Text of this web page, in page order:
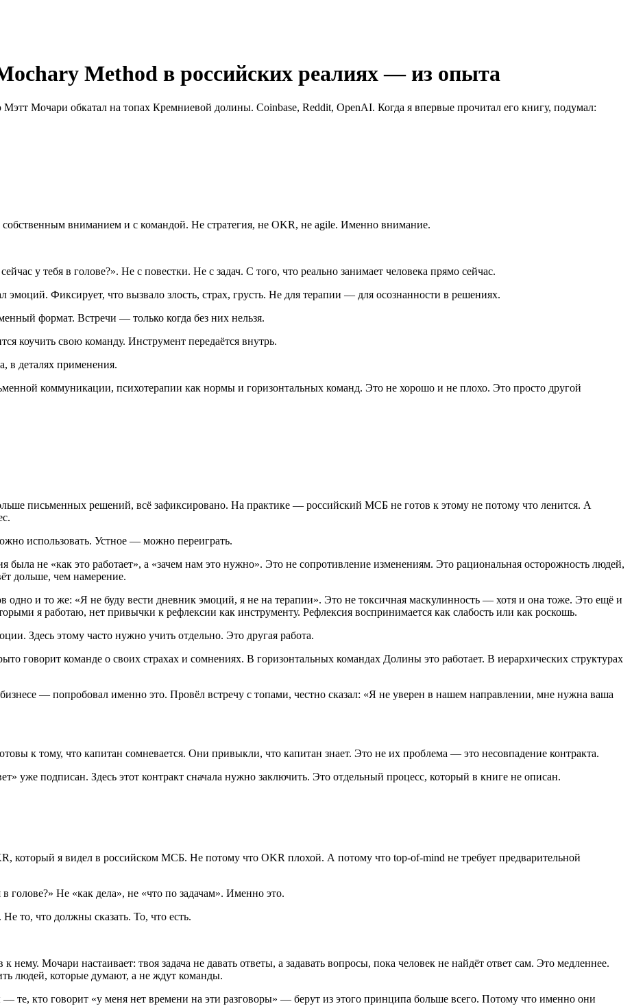
Method в российских реалиях — из опыта
Мочари обкатал на топах Кремниевой долины. Coinbase, Reddit, OpenAI. Когда я впервые прочитал его книгу, подумал:
вниманием и с командой. Не стратегия, не OKR, не agile. Именно внимание.
у тебя в голове?». Не с повестки. Не с задач. С того, что реально занимает человека прямо сейчас.
Фиксирует, что вызвало злость, страх, грусть. Не для терапии — для осознанности в решениях.
формат. Встречи — только когда без них нельзя.
коучить свою команду. Инструмент передаётся внутрь.
в деталях применения.
коммуникации, психотерапии как нормы и горизонтальных команд. Это не хорошо и не плохо. Это просто другой
письменных решений, всё зафиксировано. На практике — российский МСБ не готов к этому не потому что ленится. А
использовать. Устное — можно переиграть.
была не «как это работает», а «зачем нам это нужно». Это не сопротивление изменениям. Это рациональная осторожность людей,
дольше, чем намерение.
одно и то же: «Я не буду вести дневник эмоций, я не на терапии». Это не токсичная маскулинность — хотя и она тоже. Это ещё и
я работаю, нет привычки к рефлексии как инструменту. Рефлексия воспринимается как слабость или как роскошь.
Здесь этому часто нужно учить отдельно. Это другая работа.
говорит команде о своих страхах и сомнениях. В горизонтальных командах Долины это работает. В иерархических структурах
— попробовал именно это. Провёл встречу с топами, честно сказал: «Я не уверен в нашем направлении, мне нужна ваша
к тому, что капитан сомневается. Они привыкли, что капитан знает. Это не их проблема — это несовпадение контракта.
уже подписан. Здесь этот контракт сначала нужно заключить. Это отдельный процесс, который в книге не описан.
который я видел в российском МСБ. Не потому что OKR плохой. А потому что top-of-mind не требует предварительной
голове?» Не «как дела», не «что по задачам». Именно это.
то, что должны сказать. То, что есть.
нему. Мочари настаивает: твоя задача не давать ответы, а задавать вопросы, пока человек не найдёт ответ сам. Это медленнее.
людей, которые думают, а не ждут команды.
те, кто говорит «у меня нет времени на эти разговоры» — берут из этого принципа больше всего. Потому что именно они